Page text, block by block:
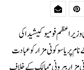
فومیو کیشیدا کی
پر یاسوکونی مزار کو عبادت